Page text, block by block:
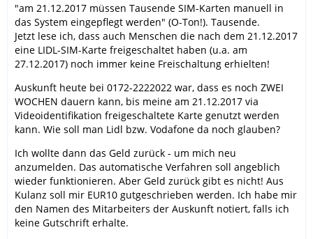
"am 21.12.2017 müssen Tausende SIM-Karten manuell in
das System eingepflegt werden" (O-Ton!). Tausende.
Jetzt lese ich, dass auch Menschen die nach dem 21.12.2017
eine LIDL-SIM-Karte freigeschaltet haben (u.a. am
27.12.2017) noch immer keine Freischaltung erhielten!
Auskunft heute bei 0172-2222022 war, dass es noch ZWEI
WOCHEN dauern kann, bis meine am 21.12.2017 via
Videoidentifikation freigeschaltete Karte genutzt werden
kann. Wie soll man Lidl bzw. Vodafone da noch glauben?
Ich wollte dann das Geld zurück - um mich neu
anzumelden. Das automatische Verfahren soll angeblich
wieder funktionieren. Aber Geld zurück gibt es nicht! Aus
Kulanz soll mir EUR10 gutgeschrieben werden. Ich habe mir
den Namen des Mitarbeiters der Auskunft notiert, falls ich
keine Gutschrift erhalte.